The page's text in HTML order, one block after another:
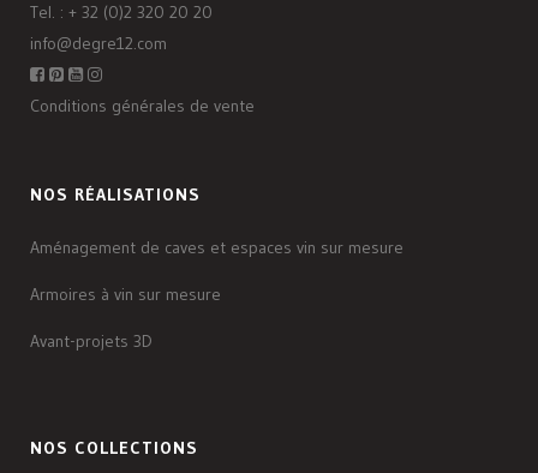
Tel. : + 32 (0)2 320 20 20
info@degre12.com
Conditions générales de vente
NOS RÉALISATIONS
Aménagement de caves et espaces vin sur mesure
Armoires à vin sur mesure
Avant-projets 3D
NOS COLLECTIONS